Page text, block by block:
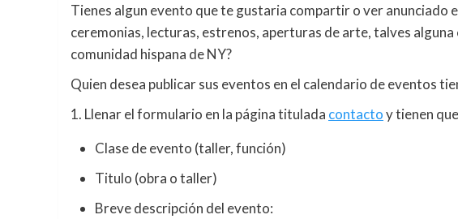
Tienes algun evento que te gustaria compartir o ver anunciado
ceremonias, lecturas, estrenos, aperturas de arte, talves
comunidad hispana de NY?
Quien desea publicar sus eventos en el calendario de eventos
1. Llenar el formulario en la página titulada contactoy tienen
Clase de evento (taller, función)
Titulo (obra o taller)
Breve descripción del evento: